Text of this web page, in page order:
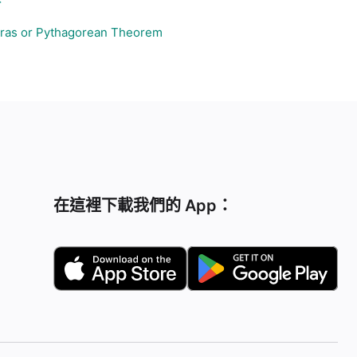
or Pythagorean Theorem
在這裡下載我們的 App：